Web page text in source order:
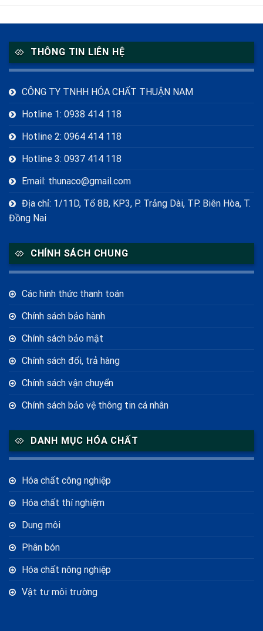
THÔNG TIN LIÊN HỆ
CÔNG TY TNHH HÓA CHẤT THUẬN NAM
Hotline 1: 0938 414 118
Hotline 2: 0964 414 118
Hotline 3: 0937 414 118
Email: thunaco@gmail.com
Địa chỉ: 1/11D, Tổ 8B, KP3, P. Trảng Dài, TP. Biên Hòa, T.
Đồng Nai
CHÍNH SÁCH CHUNG
Các hình thức thanh toán
Chính sách bảo hành
Chính sách bảo mật
Chính sách đổi, trả hàng
Chính sách vận chuyển
Chính sách bảo vệ thông tin cá nhân
DANH MỤC HÓA CHẤT
Hóa chất công nghiệp
Hóa chất thí nghiệm
Dung môi
Phân bón
Hóa chất nông nghiệp
Vật tư môi trường